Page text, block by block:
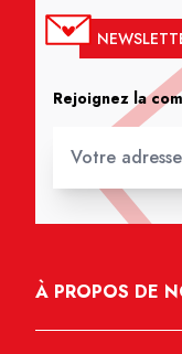
Rejoignez la
À PROPOS DE